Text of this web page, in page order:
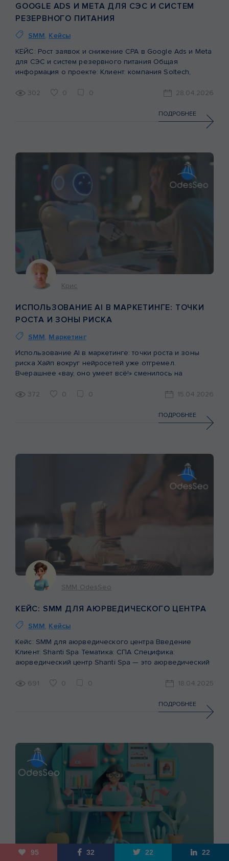
95 32 22 22
GOOGLE ADS И META ДЛЯ СЭС И СИСТЕМ
РЕЗЕРВНОГО ПИТАНИЯ
SMM, Кейсы
КЕЙС: Рост заявок и снижение CPA в Google Ads и Meta
для СЭС и систем резервного питания Общая
информация о проекте: Клиент: компания Soltech,
электростанций (СЭС) и внедрением систем резервного
стабильного потока качественных заявок через сайт.
Период анализа: 6 месяцев (сентябрь 2025 – февраль
302 0 0 28.04.2026
ПОДРОБНЕЕ
Крис
ИСПОЛЬЗОВАНИЕ AI В МАРКЕТИНГЕ: ТОЧКИ
РОСТА И ЗОНЫ РИСКА
SMM, Маркетинг
Использование AI в маркетинге: точки роста и зоны
риска Хайп вокруг нейросетей уже отгремел.
Вчерашнее «вау, оно умеет всё!» сменилось на
взрослеет. Бизнес перестает внедрять технологии ради
кратный рост эффективности, а где рушит доверие
аудитории. Сегодня главный вопрос не в том, […]
372 0 0 15.04.2026
ПОДРОБНЕЕ
SMM OdesSeo
КЕЙС: SMM ДЛЯ АЮРВЕДИЧЕСКОГО ЦЕНТРА
SMM, Кейсы
Кейс: SMM для аюрведического центра Введение
Клиент: Shanti Spa Тематика: СПА Специфика:
аюрведический центр Shanti Spa — это аюрведический
комплексах, где традиции Древней Индии гармонично
приходят за уникальной атмосферой, релаксацией,
восстановлением и духовными практиками. На момент
691 0 0 18.04.2025
ПОДРОБНЕЕ